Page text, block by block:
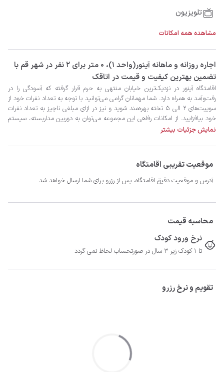
تلویزیون
مشاهده همه امکانات
‫‫اجاره روزانه و ماهانه آینور(واحد 1)، 0 متر برای 2 نفر در شهر قم با
تضمین بهترین کیفیت و قیمت در اتاقک
مناسب و اقتصادی برای اقامت است.
نمایش جزئیات بیشتر
موقعیت تقریبی اقامتگاه
آدرس و موقعیت دقیق اقامتگاه، پس از رزرو برای شما ارسال خواهد شد
محاسبه قیمت
نرخ ورود کودک
تا 1 کودک زیر 3 سال در صورتحساب لحاظ نمی گردد
تقویم و نرخ رزرو